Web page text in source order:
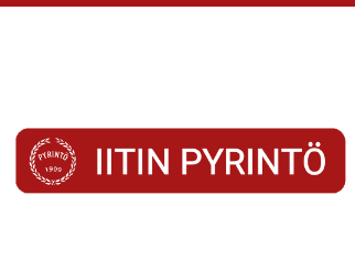
Iitin Pyrintö